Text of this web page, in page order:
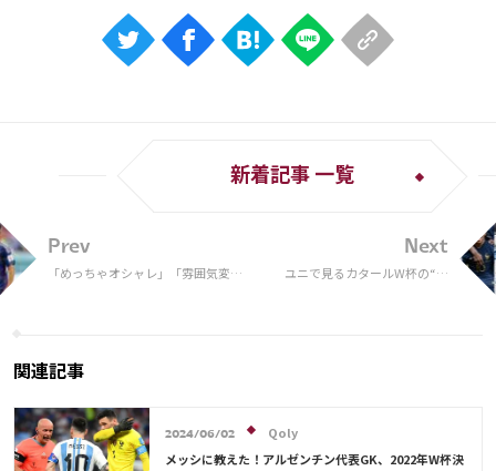
Prev
「めっちゃオシャレ」「雰囲気変わ
新着記事 一覧
Next
ユニで見るカタールW杯の“最
関連記事
2024/06/02
Qoly
メッシに教えた！アルゼンチン代表GK、2022年W杯決